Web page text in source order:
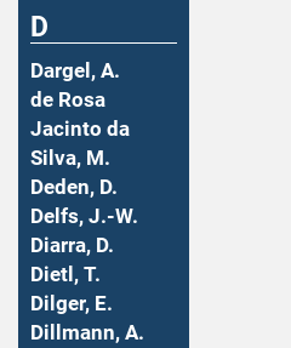
D
Dargel, A.
de Rosa
Jacinto da
Silva, M.
Deden, D.
Delfs, J.-W.
Diarra, D.
Dietl, T.
Dilger, E.
Dillmann, A.